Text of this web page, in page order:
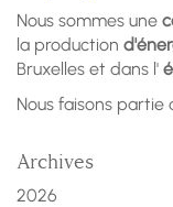
Nous sommes une
la production
Bruxelles et dans l'
Nous faisons partie
Archives
2026